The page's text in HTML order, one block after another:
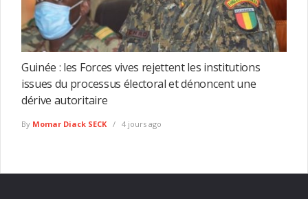
Guinée : les Forces vives rejettent les institutions
issues du processus électoral et dénoncent une
dérive autoritaire
By Momar Diack SECK 4 jours ago